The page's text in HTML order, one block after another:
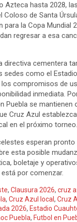
Azteca hasta 2028,
Coloso de Santa
para la Copa Mundial
regresar a esa
directiva cementera
sedes como el
los compromisos de
inmediata.
Puebla se mantienen
Cruz Azul
en el próximo torneo.
esperan pronto
esta posible
boletaje y
por comenzar.
, Clausura 2026, cruz
, Cruz Azul local, Cruz
2026, Estadio
Puebla, Futbol en